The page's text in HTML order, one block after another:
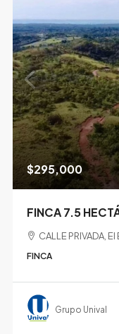
$295,000
FINCA 7.5
CALLE PRIVADA,
FINCA
Grupo Unival